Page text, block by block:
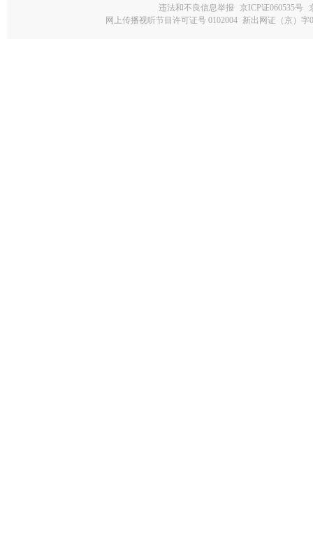
违法和不良信息举报 京ICP证060535号
网上传播视听节目许可证号 0102004 新出网证（京）